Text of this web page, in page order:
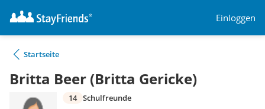
Einloggen
Startseite
Britta Beer (Britta Gericke)
14 Schulfreunde